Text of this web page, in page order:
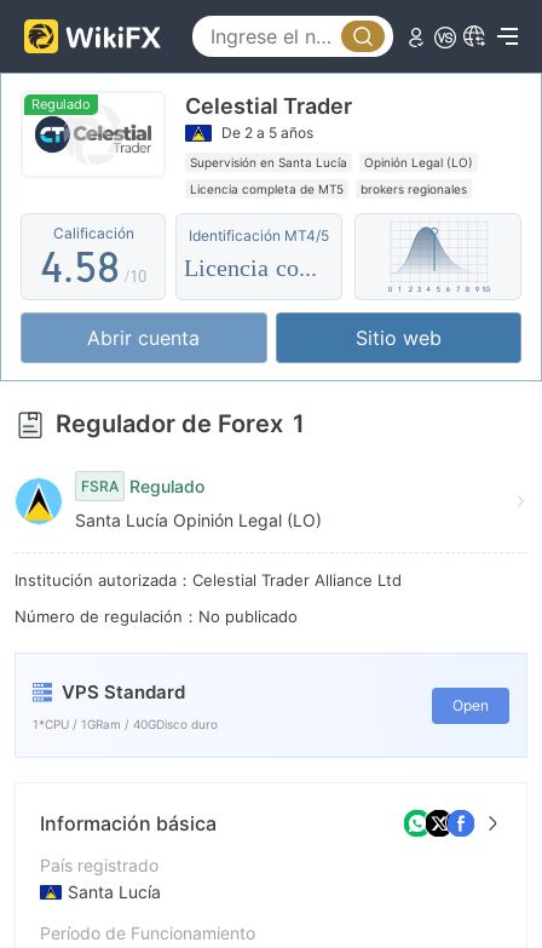
Regulado Celestial Trader
De 2 a 5 años
Supervisión en Santa Lucía
Opinión Legal (LO)
Licencia completa de MT5
brokers regionales
Supervisión offshore
Calificación
0
1
2
3
4
5
6
7
9
.
0
1
2
4
5
6
7
8
9
3
4
5
6
7
8
9
/10
Identificación MT4/5
Licencia completa
Abrir cuenta Sitio web
Regulador de Forex 1
FSRA
Regulado
Santa Lucía Opinión Legal (LO)
Institución autorizada：Celestial Trader Alliance Ltd
Número de regulación：No publicado
VPS Standard
1*CPU / 1GRam / 40GDisco duro
Open
Información básica
País registrado
Santa Lucía
Período de Funcionamiento